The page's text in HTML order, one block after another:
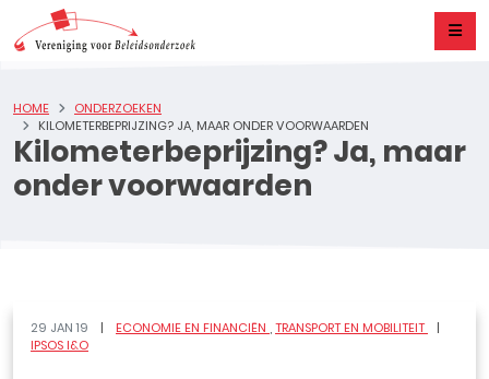
Kilometerbeprijzing? Ja, maar
onder voorwaarden
HOME
ONDERZOEKEN
KILOMETERBEPRIJZING? JA, MAAR ONDER VOORWAARDEN
29 JAN 19 ECONOMIE EN FINANCIËN TRANSPORT EN MOBILITEIT
IPSOS I&O